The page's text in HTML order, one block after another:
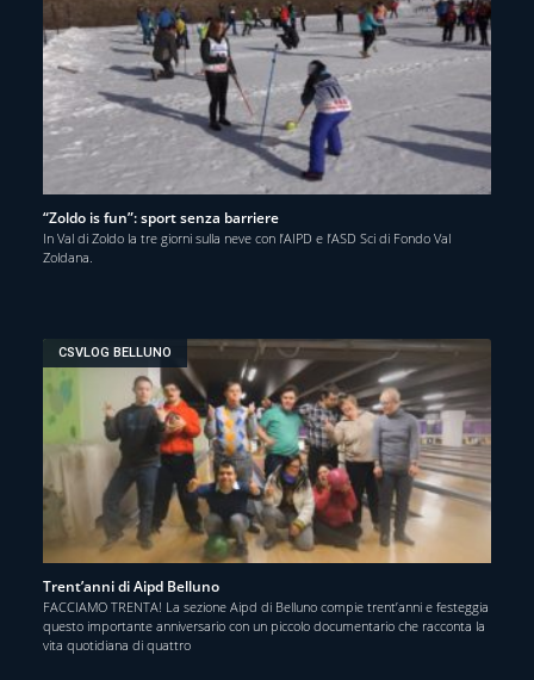
“Zoldo is fun”: sport senza barriere
In Val di Zoldo la tre giorni sulla neve con l’AIPD e l’ASD Sci di Fondo Val
Zoldana.
CSVLOG BELLUNO
Trent’anni di Aipd Belluno
FACCIAMO TRENTA! La sezione Aipd di Belluno compie trent’anni e festeggia
questo importante anniversario con un piccolo documentario che racconta la
vita quotidiana di quattro